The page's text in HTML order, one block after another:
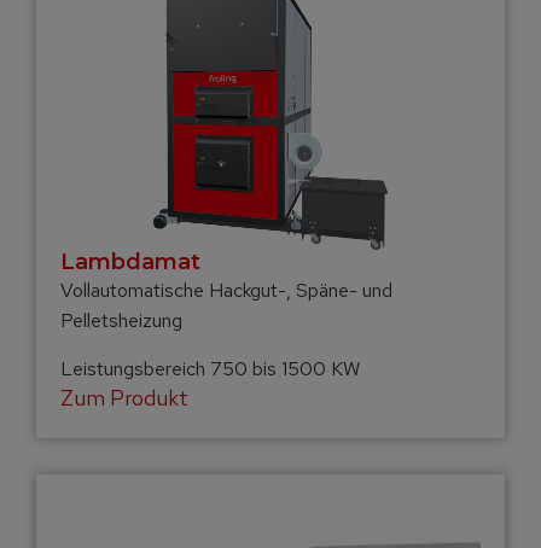
Lambdamat
Vollautomatische Hackgut-, Späne- und
Pelletsheizung
Leistungsbereich 750 bis 1500 KW
Zum Produkt